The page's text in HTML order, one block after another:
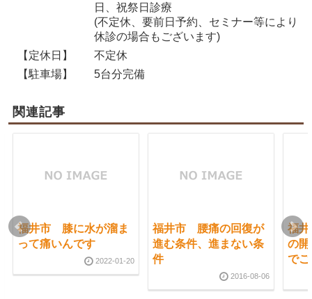
日、祝祭日診療
(不定休、要前日予約、セミナー等により
休診の場合もございます)
【定休日】
不定休
【駐車場】
5台分完備
関連記事
福井市 膝に水が溜ま
って痛いんです
2022-01-20
福井市 腰痛の回復が
進む条件、進まない条
件
2016-08-06
福
の
で